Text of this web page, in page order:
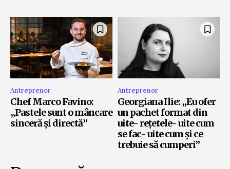
Antreprenor
Chef Marco Favino:
„Pastele sunt o mâncare
sinceră și directă”
Antreprenor
Georgiana Ilie: „Eu ofer
un pachet format din
uite- rețetele- uite cum
se fac- uite cum și ce
trebuie să cumperi”